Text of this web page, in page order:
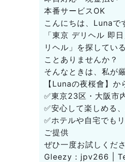
本番サービスOK
こんにちは、Lunaで
「東京 デリヘル 即
リヘル」を探してい
ことありませんか？
そんなときは、私が
【Lunaの夜桜會】か
✅東京23区・大阪市
✅安心して楽しめる
✅ホテルや自宅でも
ご提供
ぜひ一度お試しくださ
Gleezy：jpv266 |